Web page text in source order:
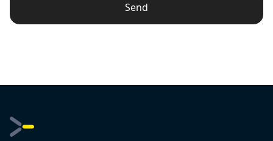
Send